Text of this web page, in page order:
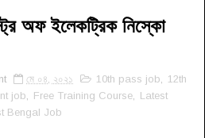
অফ ইলেকট্রিক নিস্কো
মে ০৪, ২০২১ 10th pass job
12th
job Free Training Course
Latest
Bengal Job